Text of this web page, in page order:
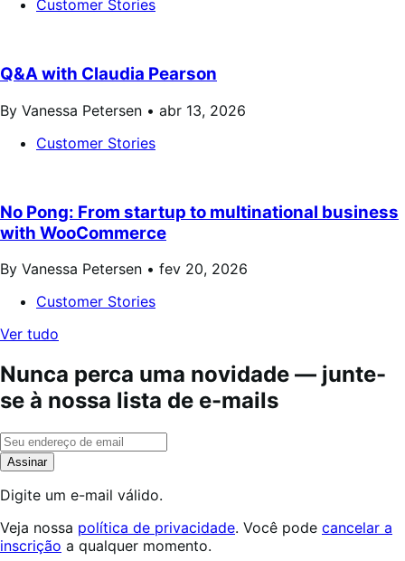
Customer Stories
Q&A with Claudia Pearson
By Vanessa Petersen • abr 13, 2026
Customer Stories
No Pong: From startup to multinational business
with WooCommerce
By Vanessa Petersen • fev 20, 2026
Customer Stories
Ver tudo
Nunca perca uma novidade — junte-
se à nossa lista de e-mails
Assinar
Digite um e-mail válido.
Veja nossa política de privacidade. Você pode cancelar a
inscrição a qualquer momento.